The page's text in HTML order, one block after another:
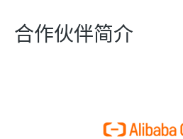
合作伙伴简介